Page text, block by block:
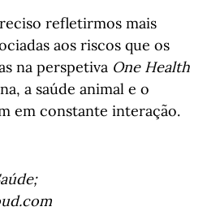
refletirmos mais
aos riscos que os
na perspetiva One Health
a saúde animal e o
em constante interação.